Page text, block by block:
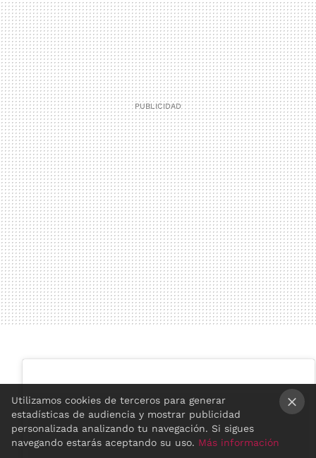
Utilizamos cookies de terceros para generar
estadísticas de audiencia y mostrar publicidad
personalizada analizando tu navegación. Si sigues
navegando estarás aceptando su uso. Más información